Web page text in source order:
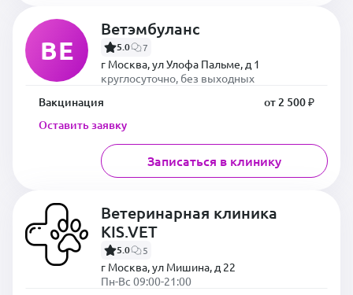
ВЕ
Ветэмбуланс
5.0 7
г Москва, ул Улофа Пальме, д 1
круглосуточно, без выходных
Вакцинация
от 2 500 ₽
Оставить заявку
Записаться в клинику
Ветеринарная клиника
KIS.VET
5.0 5
г Москва, ул Мишина, д 22
Пн-Вс 09:00-21:00